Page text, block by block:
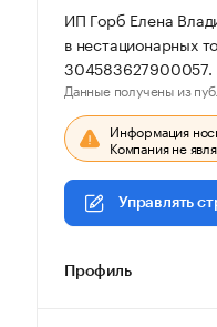
ИП Горб Елена
в нестационарных
304583627900057.
Данные получены из
Информация
Компания не
Управлять
Профиль